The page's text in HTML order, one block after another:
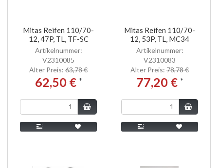
Mitas Reifen 110/70-
12, 47P, TL, TF-SC
Artikelnummer:
V2310085
Alter Preis: 63,78 €
62,50 € *
Mitas Reifen 110/70-
12, 53P, TL, MC34
Artikelnummer:
V2310083
Alter Preis: 78,78 €
77,20 € *